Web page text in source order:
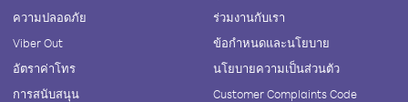
ความปลอดภัย
Viber Out
อัตราค่าโทร
การสนับสนุน
ร่วมงานกับเรา
ข้อกำหนดและนโยบาย
นโยบายความเป็นส่วนตัว
Customer Complaints Code